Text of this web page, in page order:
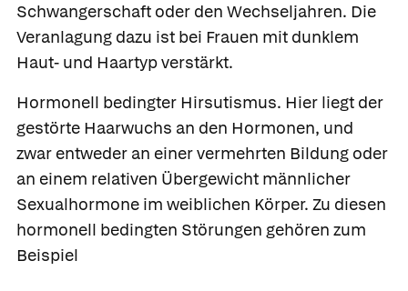
Schwangerschaft oder den Wechseljahren. Die
Veranlagung dazu ist bei Frauen mit dunklem
Haut- und Haartyp verstärkt.
Hormonell bedingter Hirsutismus. Hier liegt der
gestörte Haarwuchs an den Hormonen, und
zwar entweder an einer vermehrten Bildung oder
an einem relativen Übergewicht männlicher
Sexualhormone im weiblichen Körper. Zu diesen
hormonell bedingten Störungen gehören zum
Beispiel